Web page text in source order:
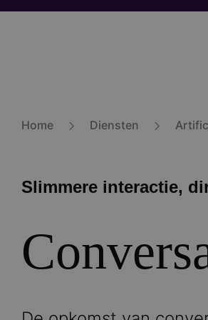
Skip
Home Diensten
Slimmere interactie,